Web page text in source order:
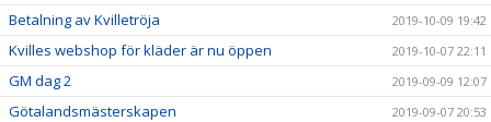
Betalning av Kvilletröja 2019-10-09 19:42
Kvilles webshop för kläder är nu öppen 2019-10-07 22:11
GM dag 2 2019-09-09 12:07
Götalandsmästerskapen 2019-09-07 20:53